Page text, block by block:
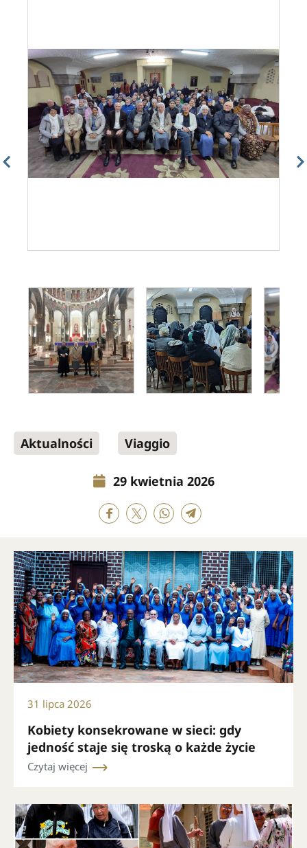
Aktualności Viaggio
29 kwietnia 2026
31 lipca 2026
Kobiety konsekrowane w sieci: gdy
jedność staje się troską o każde życie
Czytaj więcej